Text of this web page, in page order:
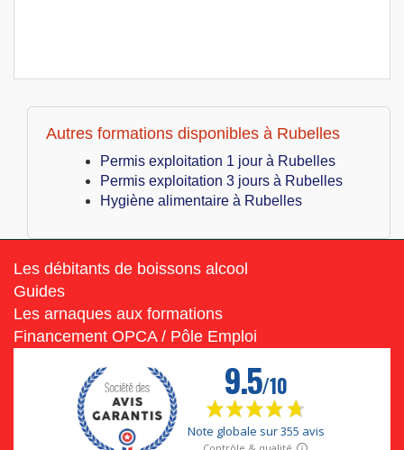
Autres formations disponibles à Rubelles
Permis exploitation 1 jour à Rubelles
Permis exploitation 3 jours à Rubelles
Hygiène alimentaire à Rubelles
Les débitants de boissons alcool
Guides
Les arnaques aux formations
Financement OPCA / Pôle Emploi